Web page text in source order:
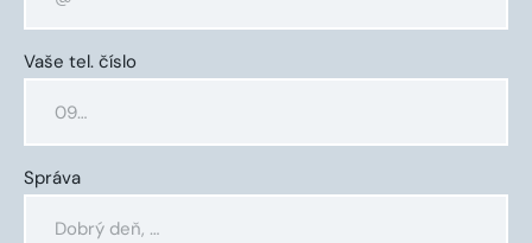
Vaše tel. číslo
Správa